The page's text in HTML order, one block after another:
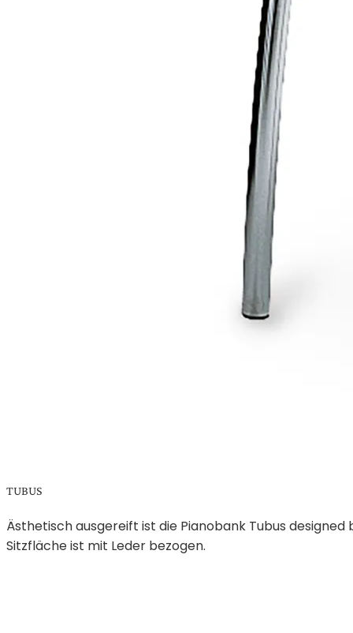
TUBUS
Ästhetisch ausgereift ist die Pianobank Tubus
Sitzfläche ist mit Leder bezogen.